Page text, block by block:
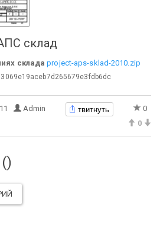
склад
склада project-aps-sklad-2010.zip
Admin твитнуть
0
0
)